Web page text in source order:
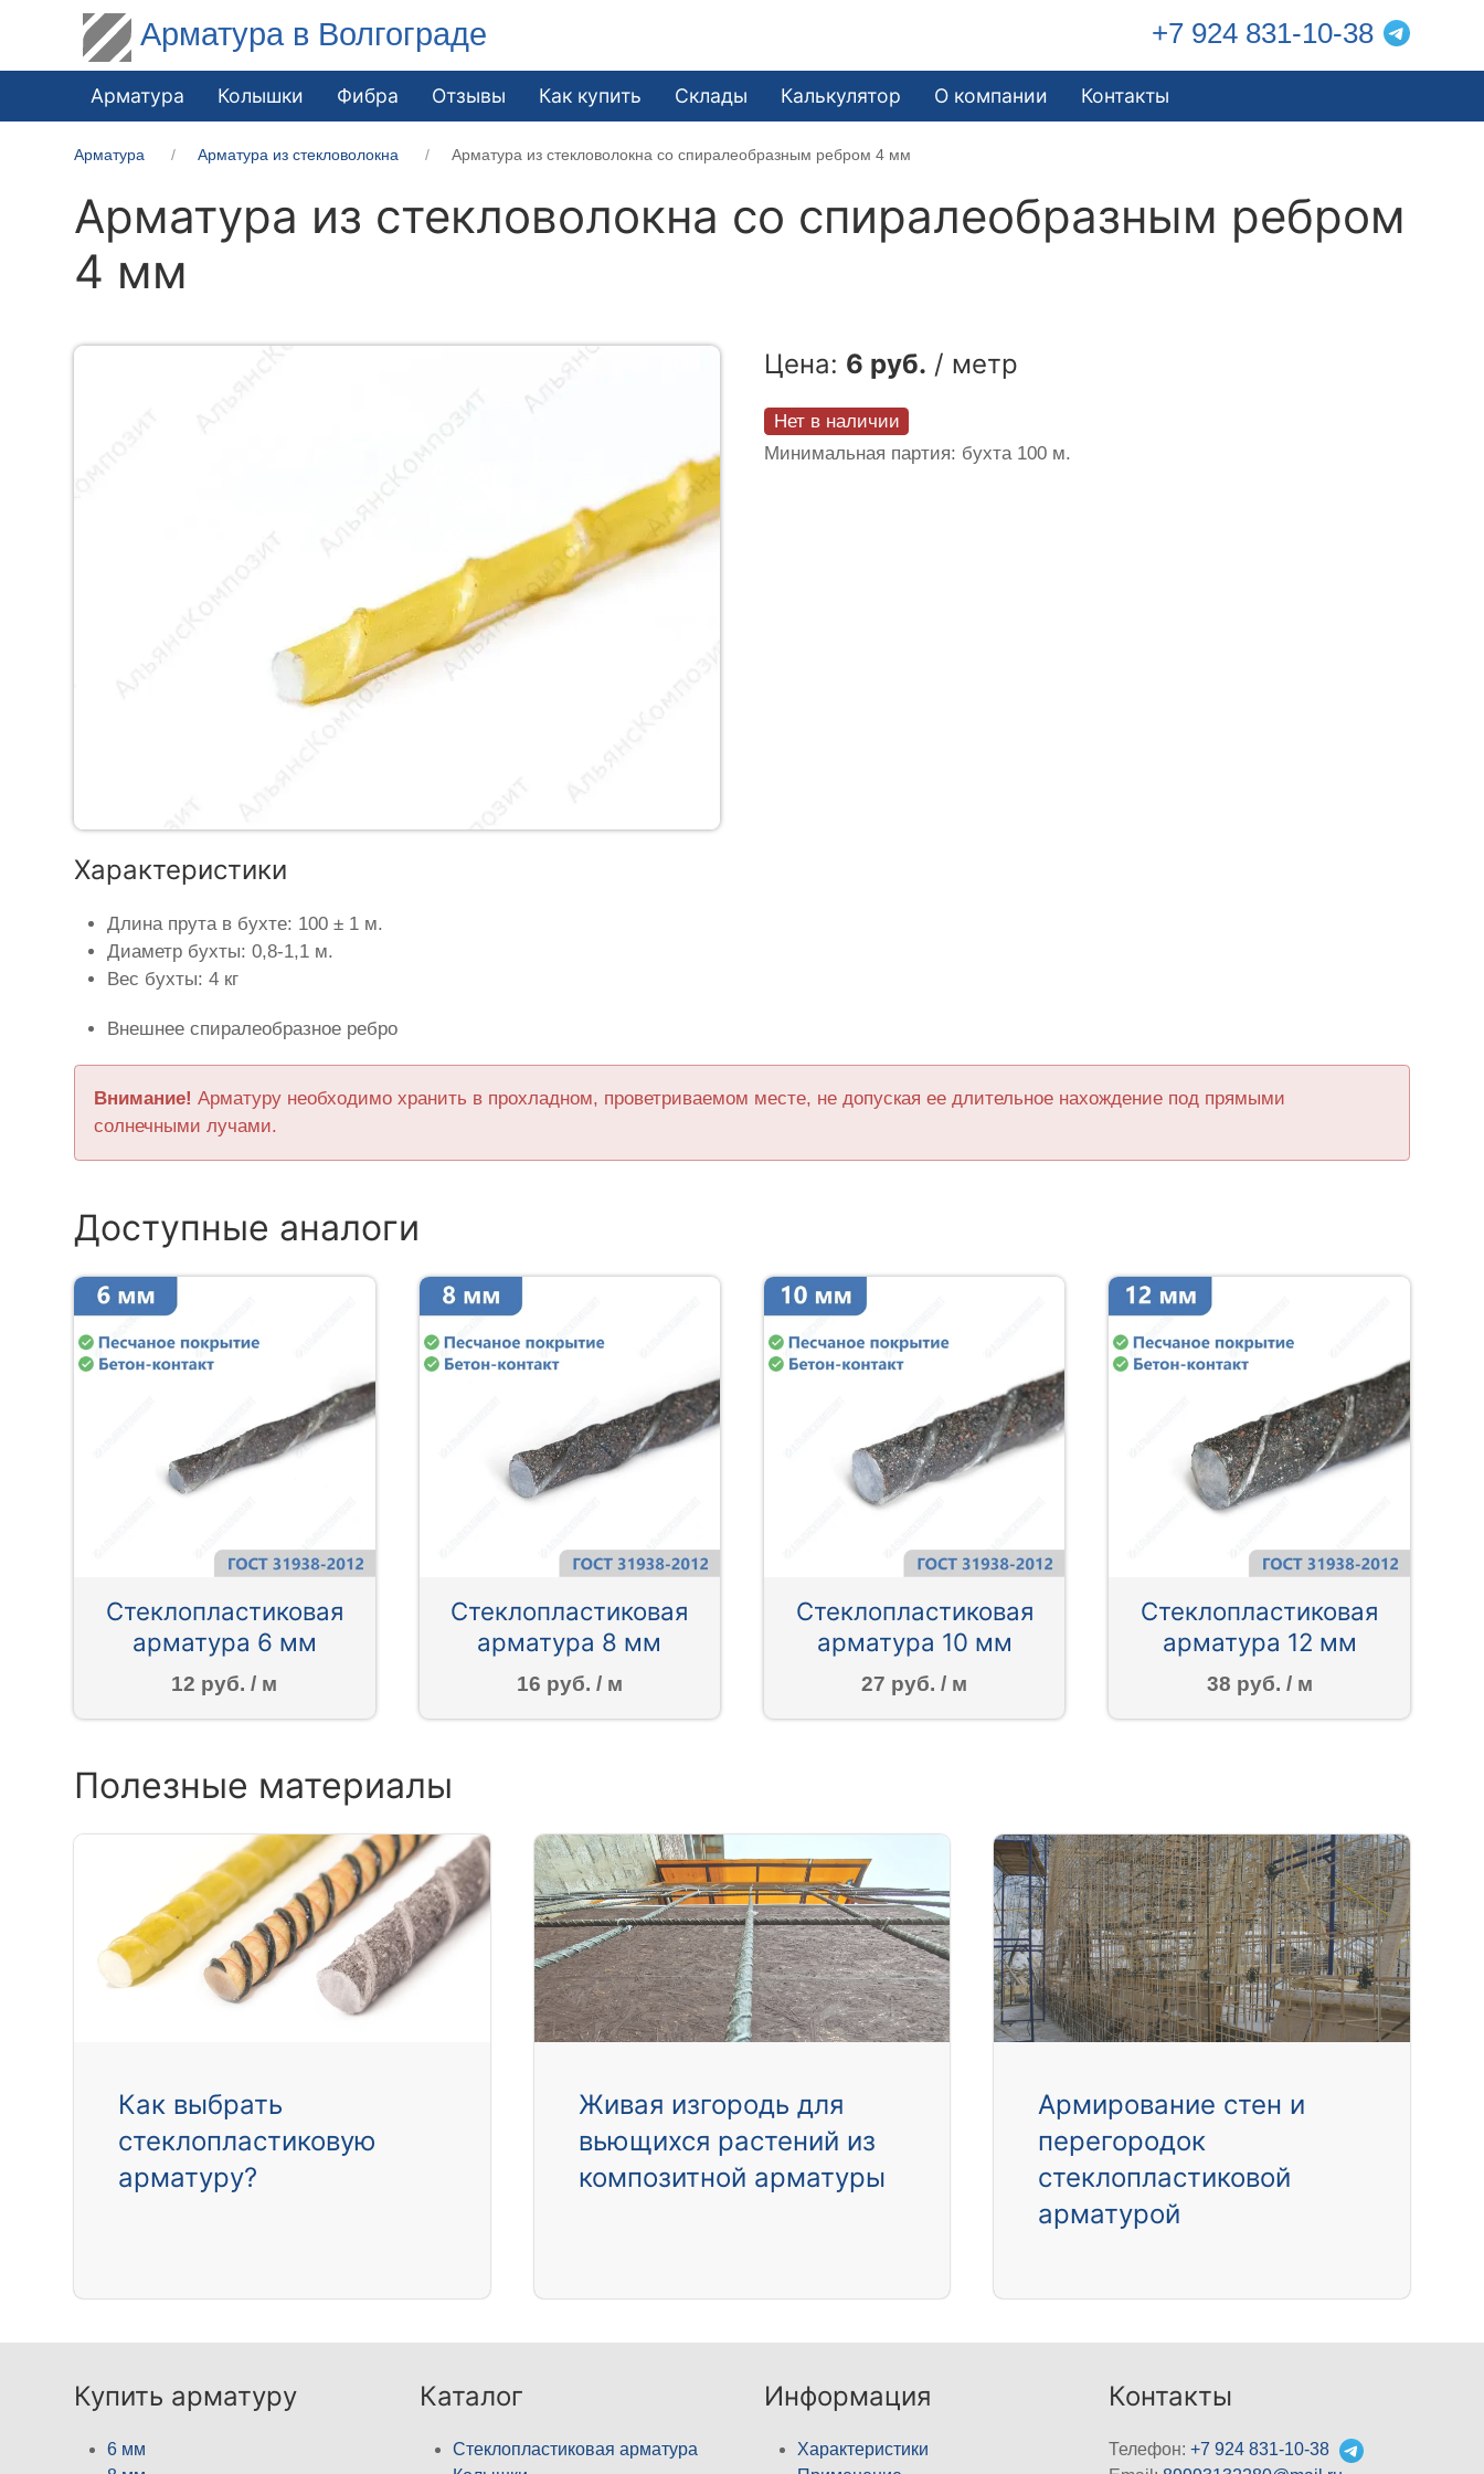
Арматура в Волгограде +7 924 831-10-38
Арматура Колышки Фибра Отзывы Как купить Склады Калькулятор О компании Контакты
Арматура Арматура из стекловолокна Арматура из стекловолокна со спиралеобразным ребром 4 мм
Арматура из стекловолокна со спиралеобразным ребром
4 мм
Цена: 6 руб. / метр
Нет в наличии
Минимальная партия: бухта 100 м.
Характеристики
Длина прута в бухте: 100 ± 1 м.
Диаметр бухты: 0,8-1,1 м.
Вес бухты: 4 кг
Внешнее спиралеобразное ребро
Внимание! Арматуру необходимо хранить в прохладном, проветриваемом месте, не допуская ее длительное нахождение под прямыми
солнечными лучами.
Доступные аналоги
Стеклопластиковая
арматура 6 мм
12 руб. / м
Стеклопластиковая
арматура 8 мм
16 руб. / м
Стеклопластиковая
арматура 10 мм
27 руб. / м
Стеклопластиковая
арматура 12 мм
38 руб. / м
Полезные материалы
Как выбрать
стеклопластиковую
арматуру?
Живая изгородь для
вьющихся растений из
композитной арматуры
Армирование стен и
перегородок
стеклопластиковой
арматурой
Купить арматуру
6 мм
Каталог
Стеклопластиковая арматура
Информация
Характеристики
Контакты
Телефон:+7 924 831-10-38